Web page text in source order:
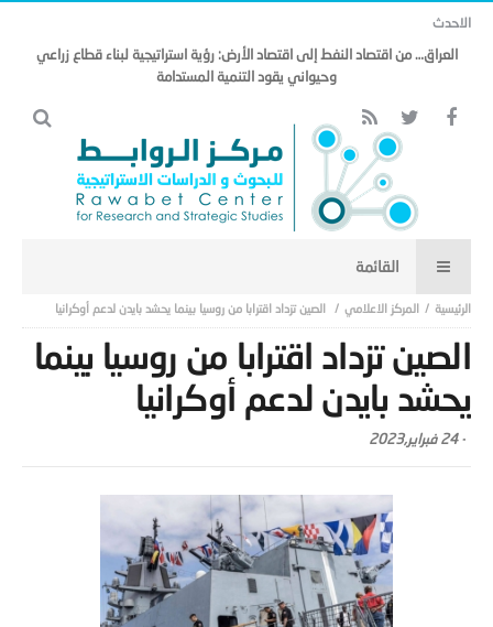
الاحدث
العراق… من اقتصاد النفط إلى اقتصاد الأرض: رؤية استراتيجية لبناء قطاع زراعي
وحيواني يقود التنمية المستدامة
المركز الاعلامي الصين تزداد اقترابا من روسيا بينما يحشد بايدن لدعم أوكرانيا
الصين تزداد اقترابا من روسيا بينما
يحشد بايدن لدعم أوكرانيا
-24 فبراير,2023